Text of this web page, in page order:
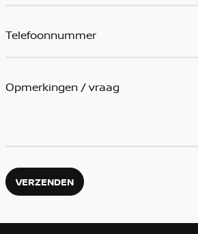
VERZENDEN